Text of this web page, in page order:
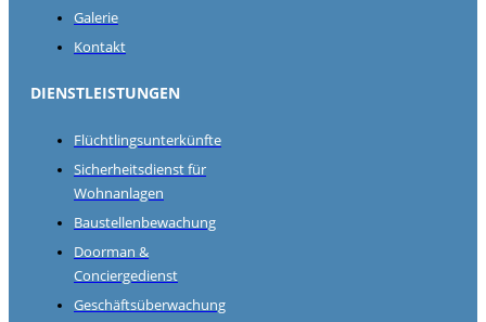
Galerie
Kontakt
DIENSTLEISTUNGEN
Flüchtlingsunterkünfte
Sicherheitsdienst für
Wohnanlagen
Baustellenbewachung
Doorman &
Conciergedienst
Geschäftsüberwachung